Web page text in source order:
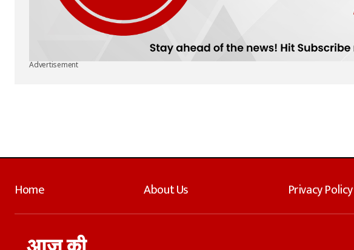
Advertisement
Home About Us Privacy Policy